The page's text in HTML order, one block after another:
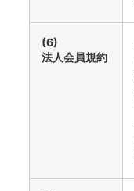
(6)
法人会員規約